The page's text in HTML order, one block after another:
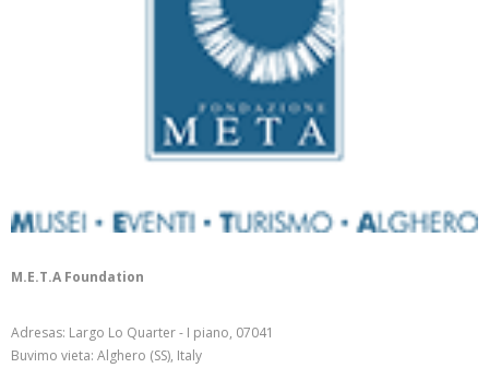
M.E.T.A Foundation
Adresas: Largo Lo Quarter - I piano, 07041
Buvimo vieta: Alghero (SS), Italy